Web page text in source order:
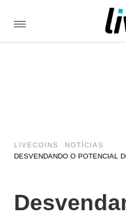
LIVECOINS
NOTÍCIAS
DESVENDANDO O POTENCIAL